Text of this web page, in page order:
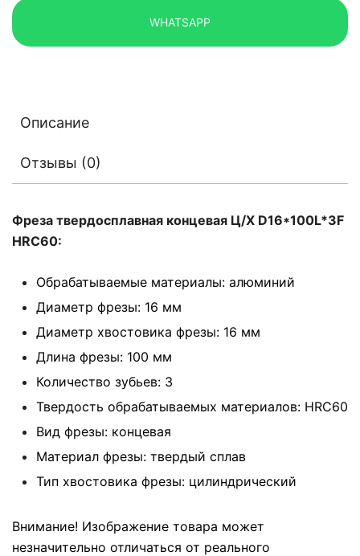
WHATSAPP
Описание
Отзывы (0)
Фреза твердосплавная концевая Ц/Х D16*100L*3F
HRC60:
Обрабатываемые материалы: алюминий
Диаметр фрезы: 16 мм
Диаметр хвостовика фрезы: 16 мм
Длина фрезы: 100 мм
Количество зубьев: 3
Твердость обрабатываемых материалов: HRC60
Вид фрезы: концевая
Материал фрезы: твердый сплав
Тип хвостовика фрезы: цилиндрический
Внимание! Изображение товара может
незначительно отличаться от реального